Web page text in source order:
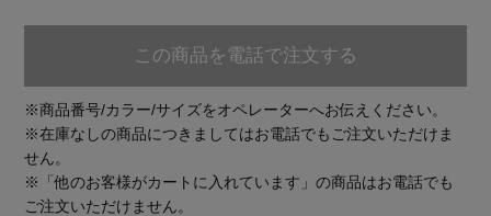
この商品を電話で注文する
※商品番号/カラー/サイズをオペレーターへお伝えください。
※在庫なしの商品につきましてはお電話でもご注文いただけま
せん。
※「他のお客様がカートに入れています」の商品はお電話でも
ご注文いただけません。